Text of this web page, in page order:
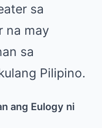
sa
na may
sa
Pilipino.
ang Eulogy ni